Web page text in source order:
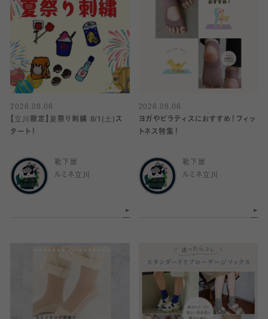
2026.08.06
【立川限定】夏祭り刺繍 8/1(土)ス
タート！
靴下屋
ルミネ立川
2026.08.06
ヨガやピラティスにおすすめ！フィッ
トネス特集！
靴下屋
ルミネ立川